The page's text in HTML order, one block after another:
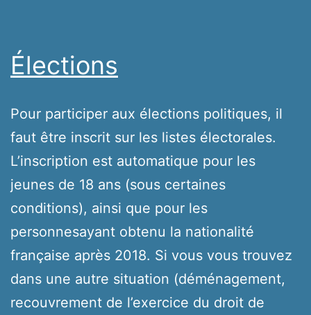
Élections
Pour participer aux élections politiques, il
faut être inscrit sur les listes électorales.
L’inscription est automatique pour les
jeunes de 18 ans (sous certaines
conditions), ainsi que pour les
personnesayant obtenu la nationalité
française après 2018. Si vous vous trouvez
dans une autre situation (déménagement,
recouvrement de l’exercice du droit de